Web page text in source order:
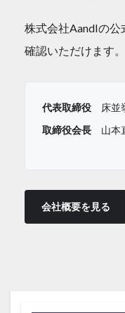
株式会社AandIの
確認いただけます。
代表取締役 床並
取締役会長 山本
会社概要を見る